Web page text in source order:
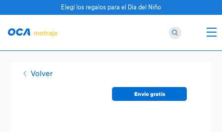
Volver
Envío gratis
Elegí los regalos para el Día del Niño